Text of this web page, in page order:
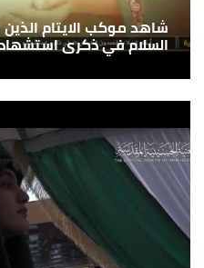
شاهد موكب الايتام
السلام في ذكرى